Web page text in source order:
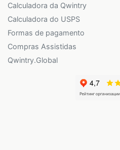
Calculadora da Qwintry
Calculadora do USPS
Formas de pagamento
Compras Assistidas
Qwintry.Global